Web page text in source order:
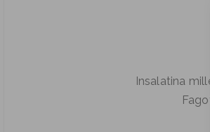
Insalatina